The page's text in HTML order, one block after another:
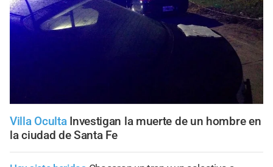
Villa Oculta Investigan la muerte de un hombre en
la ciudad de Santa Fe